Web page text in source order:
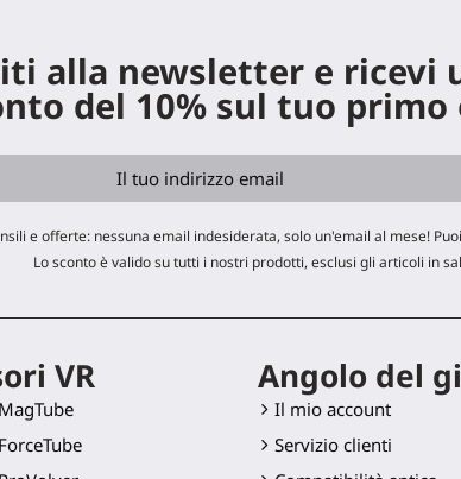
alla newsletter e ricevi
del 10% sul tuo primo
e offerte: nessuna email indesiderata, solo un'email al mese!
Lo sconto è valido su tutti i nostri prodotti, esclusi gli articoli in
VR Angolo del
Il mio account
Servizio clienti